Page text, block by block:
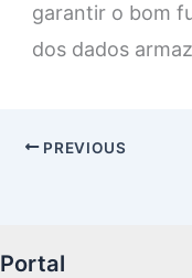
garantir o bom
dos dados
PREVIOUS
Portal